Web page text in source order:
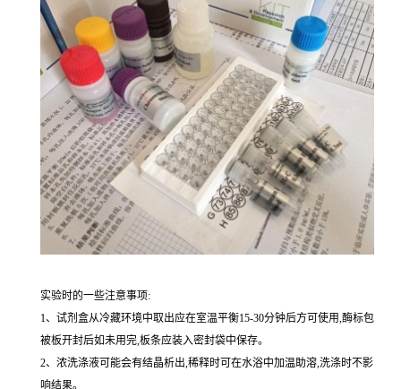
实验时的一些注意事项:
1、试剂盒从冷藏环境中取出应在室温平衡15-30分钟后方可使用,酶标包
被板开封后如未用完,板条应装入密封袋中保存。
2、浓洗涤液可能会有结晶析出,稀释时可在水浴中加温助溶,洗涤时不影
响结果。